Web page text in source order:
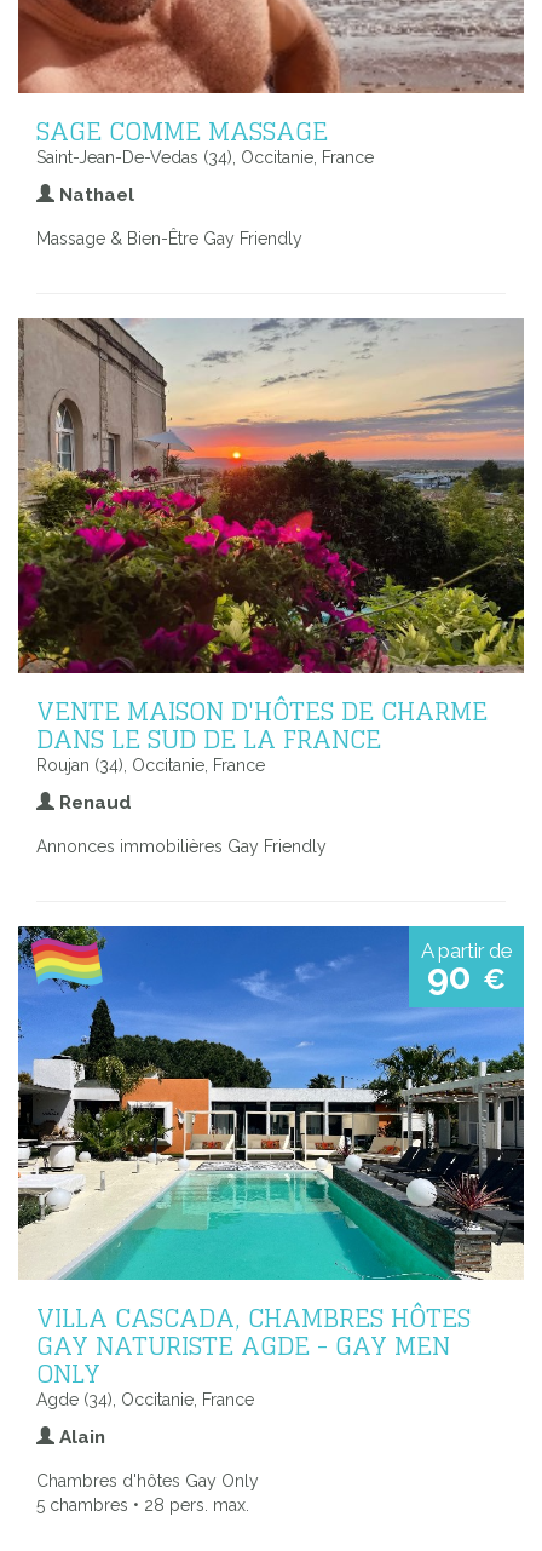
SAGE COMME MASSAGE
Saint-Jean-De-Vedas (34), Occitanie, France
Nathael
Massage & Bien-Être Gay Friendly
VENTE MAISON D'HÔTES DE CHARME
DANS LE SUD DE LA FRANCE
Roujan (34), Occitanie, France
Renaud
Annonces immobilières Gay Friendly
A partir de
90 €
VILLA CASCADA, CHAMBRES HÔTES
GAY NATURISTE AGDE - GAY MEN
ONLY
Agde (34), Occitanie, France
Alain
Chambres d'hôtes Gay Only
5 chambres • 28 pers. max.